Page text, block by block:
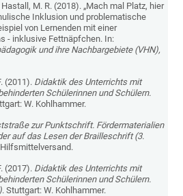
M. R. (2018). „Mach mal Platz, hier
Inklusion und problematische
von Lernenden mit einer
- inklusive Fettnäpfchen. In:
und ihre Nachbargebiete (VHN),
(2011). Didaktik des Unterrichts mit
Schülerinnen und Schülern.
W. Kohlhammer.
zur Punktschrift. Fördermaterialien
auf das Lesen der Brailleschrift (3.
(2017). Didaktik des Unterrichts mit
Schülerinnen und Schülern.
. Stuttgart: W. Kohlhammer.